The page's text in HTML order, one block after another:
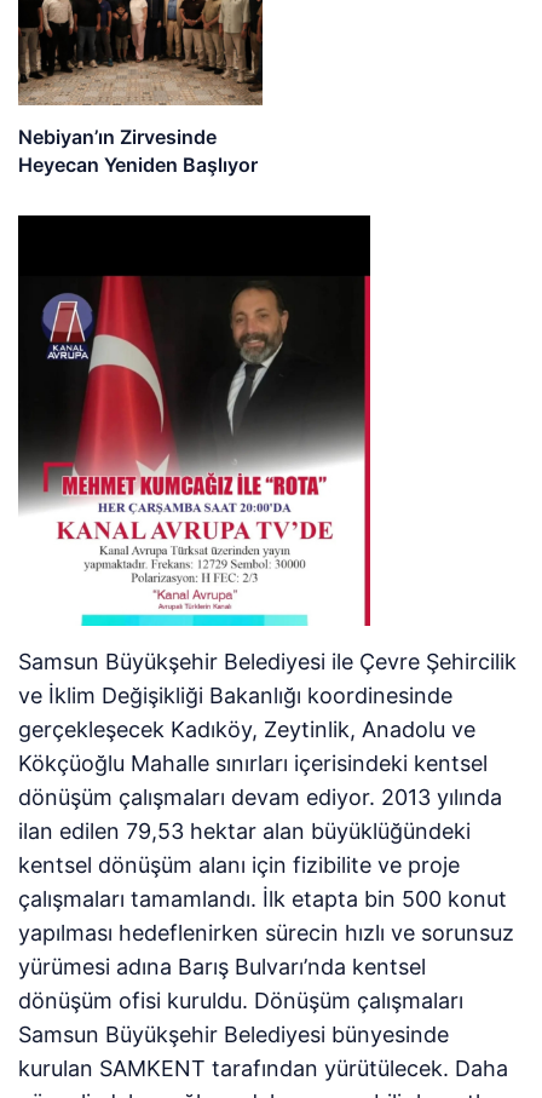
Nebiyan’ın Zirvesinde
Heyecan Yeniden Başlıyor
Samsun Büyükşehir Belediyesi ile Çevre Şehircilik
ve İklim Değişikliği Bakanlığı koordinesinde
gerçekleşecek Kadıköy, Zeytinlik, Anadolu ve
Kökçüoğlu Mahalle sınırları içerisindeki kentsel
dönüşüm çalışmaları devam ediyor. 2013 yılında
ilan edilen 79,53 hektar alan büyüklüğündeki
kentsel dönüşüm alanı için fizibilite ve proje
çalışmaları tamamlandı. İlk etapta bin 500 konut
yapılması hedeflenirken sürecin hızlı ve sorunsuz
yürümesi adına Barış Bulvarı’nda kentsel
dönüşüm ofisi kuruldu. Dönüşüm çalışmaları
Samsun Büyükşehir Belediyesi bünyesinde
kurulan SAMKENT tarafından yürütülecek. Daha